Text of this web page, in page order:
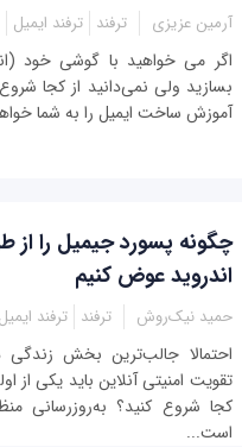
آرمین عزیزی ترفند ترفند ایمیل
بسازید ولی نمی‌دانید از کجا
آموزش ساخت ایمیل را به شما
چگونه پسورد جیمیل را از
اندروید عوض کنیم
حمید نیک‌روش ترفند ترفند ایمیل
احتمالا جالب‌ترین بخش
تقویت امنیتی آنلاین باید یکی از
کجا شروع کنید؟ به‌روزرسانی
است...